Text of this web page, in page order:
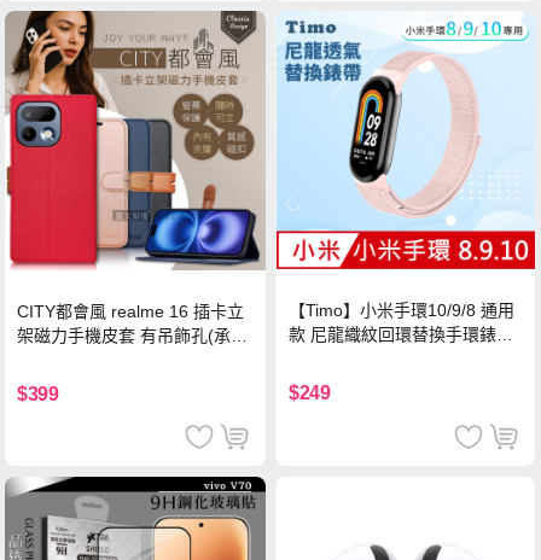
CITY都會風 realme 16 插卡立
架磁力手機皮套 有吊飾孔(承諾
$399
【Timo】小米手環10/9/8 通用
款 尼龍織紋回環替換手環錶帶-
$249